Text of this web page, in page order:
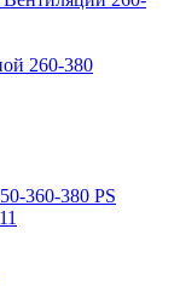
260-380
360-380 PS